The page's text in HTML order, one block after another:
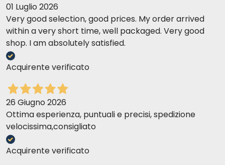
01 Luglio 2026
Very good selection, good prices. My order arrived
within a very short time, well packaged. Very good
shop. I am absolutely satisfied.
Acquirente verificato
26 Giugno 2026
Ottima esperienza, puntuali e precisi, spedizione
velocissima,consigliato
Acquirente verificato